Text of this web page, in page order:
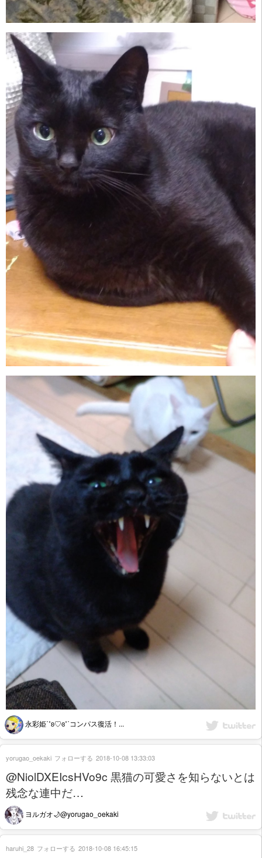
永彩姫˙˚ʚ♡ɞ˚˙コンパス復活！...
@NiolDXEIcsHVo9c 黒猫の可愛さを知らないとは
残念な連中だ…
ヨルガオ🌙@yorugao_oekaki
yorugao_oekaki フォローする 2018-10-08 13:33:03
haruhi_28 フォローする 2018-10-08 16:45:15